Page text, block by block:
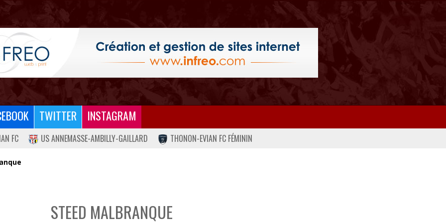
TWITTER INSTAGRAM
FC US ANNEMASSE-AMBILLY-GAILLARD THONON-EVIAN FC FÉMININ
STEED MALBRANQUE